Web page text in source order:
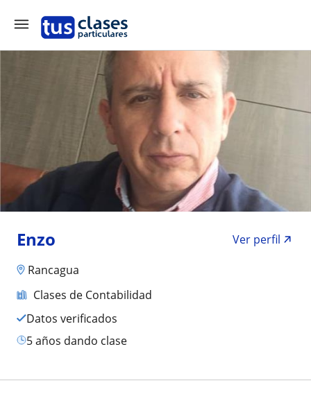
Enzo
Ver perfil
Rancagua
Clases de Contabilidad
Datos verificados
5 años dando clase